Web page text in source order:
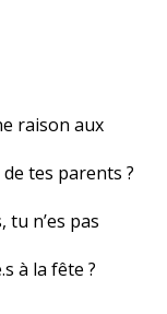
raison aux
de tes parents ?
n’es pas
à la fête ?